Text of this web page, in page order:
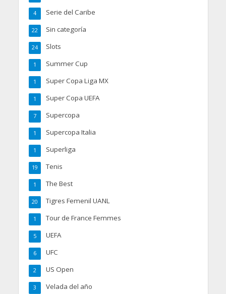
Serie del Caribe
4
Sin categoría
22
Slots
24
Summer Cup
1
Super Copa Liga MX
1
Super Copa UEFA
1
Supercopa
7
Supercopa Italia
1
Superliga
1
Tenis
19
The Best
1
Tigres Femenil UANL
20
Tour de France Femmes
1
UEFA
5
UFC
6
US Open
2
Velada del año
3